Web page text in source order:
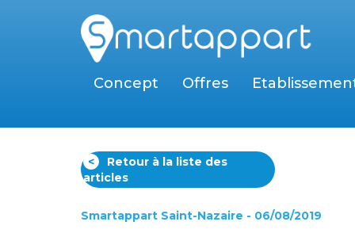
Concept Offres
<
Retour à la liste des
articles
Smartappart Saint-Nazaire - 06/08/2019